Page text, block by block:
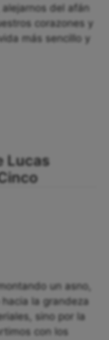
del afán
corazones y
más sencillo y
Lucas
un asno,
la grandeza
sino por la
con los